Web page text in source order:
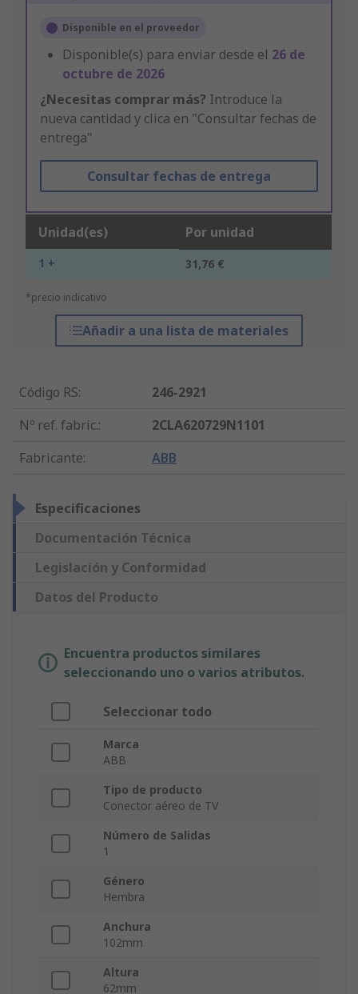
Disponible en el proveedor
Disponible(s) para enviar desde el 26 de
octubre de 2026
¿Necesitas comprar más? Introduce la
nueva cantidad y clica en "Consultar fechas de
entrega"
Consultar fechas de entrega
Unidad(es) Por unidad
1 + 31,76 €
*precio indicativo
Añadir a una lista de materiales
Código RS:
246-2921
Nº ref. fabric.:
2CLA620729N1101
Fabricante: ABB
Especificaciones
Documentación Técnica
Legislación y Conformidad
Datos del Producto
Encuentra productos similares
seleccionando uno o varios atributos.
Seleccionar todo
Marca
ABB
Tipo de producto
Conector aéreo de TV
Número de Salidas
1
Género
Hembra
Anchura
102mm
Altura
62mm